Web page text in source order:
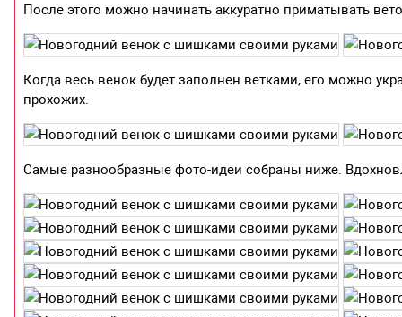
После этого можно начинать аккуратно приматывать
Когда весь венок будет заполнен ветками, его можно
прохожих.
Самые разнообразные фото-идеи собраны ниже.